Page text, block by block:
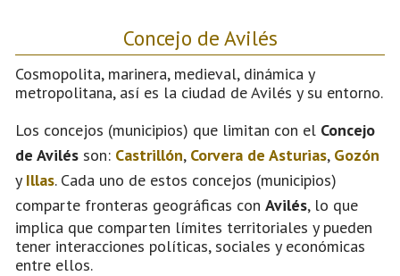
Concejo de Avilés
Cosmopolita, marinera, medieval, dinámica y
metropolitana, así es la ciudad de Avilés y su entorno.
Los concejos (municipios) que limitan con el Concejo
de Avilés son: Castrillón, Corvera de Asturias, Gozón
y Illas. Cada uno de estos concejos (municipios)
comparte fronteras geográficas con Avilés, lo que
implica que comparten límites territoriales y pueden
tener interacciones políticas, sociales y económicas
entre ellos.